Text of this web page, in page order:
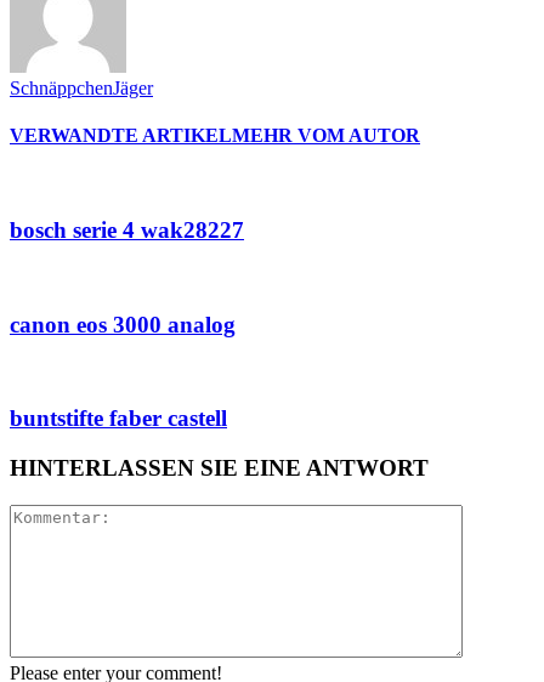
SchnäppchenJäger
VERWANDTE ARTIKELMEHR VOM AUTOR
bosch serie 4 wak28227
canon eos 3000 analog
buntstifte faber castell
HINTERLASSEN SIE EINE ANTWORT
Please enter your comment!